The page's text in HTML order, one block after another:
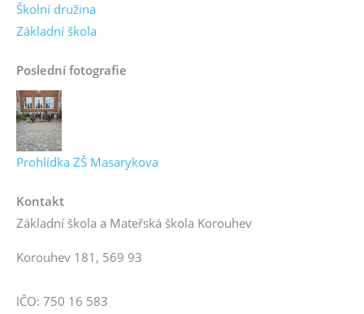
Školní družina
Základní škola
Poslední fotografie
Prohlídka ZŠ Masarykova
Kontakt
Základní škola a Mateřská škola Korouhev
Korouhev 181, 569 93
IČO: 750 16 583